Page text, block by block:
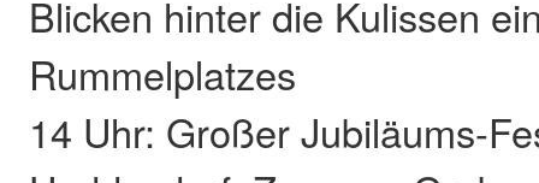
Blicken hinter die Kulissen
Rummelplatzes
14 Uhr: Großer Jubiläums-